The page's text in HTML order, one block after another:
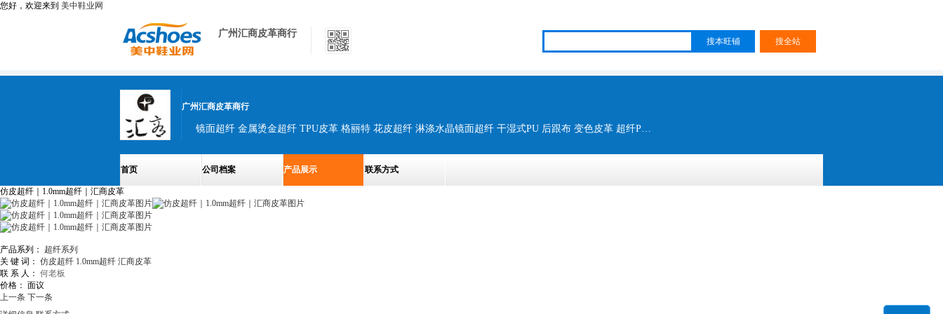
您好，欢迎来到 美中鞋业网
广州汇商皮革商行
广州汇商皮革商行
镜面超纤 金属烫金超纤 TPU皮革 格丽特 花皮超纤 淋涤水晶镜面超纤 干湿式PU 后跟布 变色皮革 超纤PU 仿皮超纤 复古超纤
首页 公司档案 产品展示 联系方式
仿皮超纤｜1.0mm超纤｜汇商皮革
产品系列：
超纤系列
关 键 词： 仿皮超纤 1.0mm超纤 汇商皮革
联 系 人： 何老板
价格： 面议
上一条 下一条